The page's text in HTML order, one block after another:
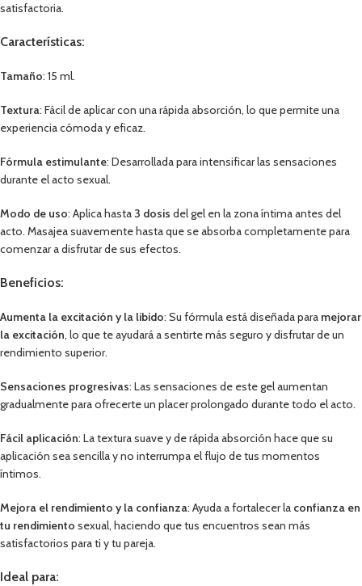
satisfactoria.
Características:
Tamaño: 15 ml.
Textura: Fácil de aplicar con una rápida absorción, lo que permite una
experiencia cómoda y eficaz.
Fórmula estimulante: Desarrollada para intensificar las sensaciones
durante el acto sexual.
Modo de uso: Aplica hasta 3 dosis del gel en la zona íntima antes del
acto. Masajea suavemente hasta que se absorba completamente para
comenzar a disfrutar de sus efectos.
Beneficios:
Aumenta la excitación y la libido: Su fórmula está diseñada para mejorar
la excitación, lo que te ayudará a sentirte más seguro y disfrutar de un
rendimiento superior.
Sensaciones progresivas: Las sensaciones de este gel aumentan
gradualmente para ofrecerte un placer prolongado durante todo el acto.
Fácil aplicación: La textura suave y de rápida absorción hace que su
aplicación sea sencilla y no interrumpa el flujo de tus momentos
íntimos.
Mejora el rendimiento y la confianza: Ayuda a fortalecer la confianza en
tu rendimiento sexual, haciendo que tus encuentros sean más
satisfactorios para ti y tu pareja.
Ideal para: